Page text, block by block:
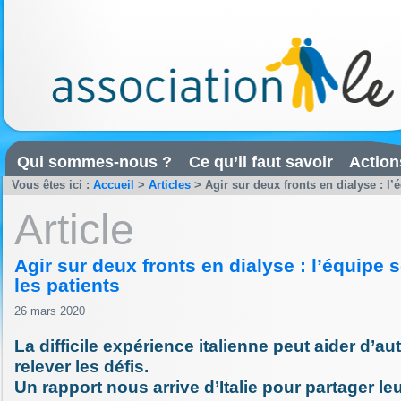
Qui sommes-nous ? Ce qu’il faut savoir
Vous êtes ici : Accueil > Articles > Agir sur deux fronts en dialyse :
Article
Agir sur deux fronts en dialyse : l’équipe
les patients
26 mars 2020
La difficile expérience italienne peut aider
relever les défis.
Un rapport nous arrive d’Italie pour partager